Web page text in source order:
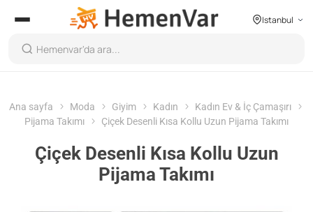
Istanbul
Ana sayfa Moda Giyim Kadın
Kadın Ev & İç Çamaşırı
Pijama Takımı
Çiçek Desenli Kısa Kollu Uzun Pijama Takımı
Çiçek Desenli Kısa Kollu Uzun
Pijama Takımı